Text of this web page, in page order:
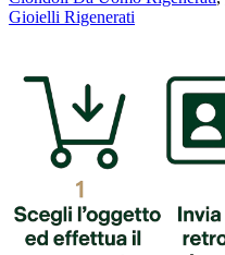
Gioielli Rigenerati